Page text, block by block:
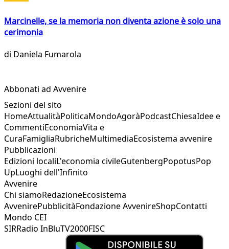
Marcinelle, se la memoria non diventa azione è solo una
cerimonia
di Daniela Fumarola
Abbonati ad Avvenire
Sezioni del sito
HomeAttualitàPoliticaMondoAgoràPodcastChiesaIdee e
CommentiEconomiaVita e
CuraFamigliaRubricheMultimediaEcosistema avvenire
Pubblicazioni
Edizioni localiL'economia civileGutenbergPopotusPop
UpLuoghi dell'Infinito
Avvenire
Chi siamoRedazioneEcosistema
AvvenirePubblicitàFondazione AvvenireShopContatti
Mondo CEI
SIRRadio InBluTV2000FISC